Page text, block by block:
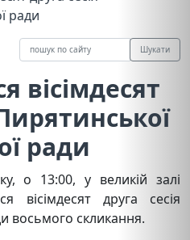
ради
Шукати
вісімдесят
ради
о 13:00, у великій залі
вісімдесят друга сесія
восьмого скликання.